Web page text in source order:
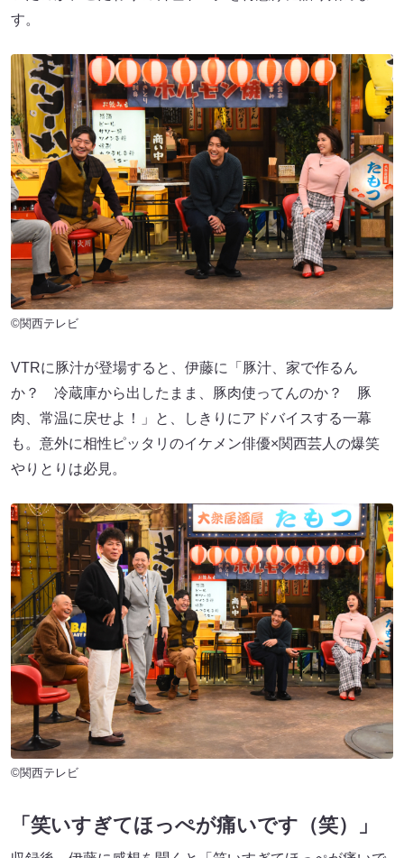
す。
©関西テレビ
VTRに豚汁が登場すると、伊藤に「豚汁、家で作るん
か？ 冷蔵庫から出したまま、豚肉使ってんのか？ 豚
肉、常温に戻せよ！」と、しきりにアドバイスする一幕
も。意外に相性ピッタリのイケメン俳優×関西芸人の爆笑
やりとりは必見。
©関西テレビ
「 笑いすぎてほっぺが痛いです（笑） 」